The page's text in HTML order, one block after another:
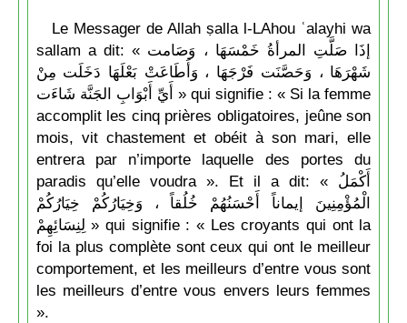
Le Messager de Allah ṣalla l-LAhou ʿalayhi wa
sallam a dit: « إذَا صَلَّتِ المرأةُ خَمْسَهَا ، وَصَامت
شَهْرَهَا ، وَحَصَّنَت فَرْجَهَا ، وَأَطَاعَتْ بَعْلَهَا دَخَلَت مِنْ
أَيِّ أَبْوَابِ الجَنَّة شَاءَت » qui signifie : « Si la femme
accomplit les cinq prières obligatoires, jeûne son
mois, vit chastement et obéit à son mari, elle
entrera par n’importe laquelle des portes du
paradis qu’elle voudra ». Et il a dit: « أَكْمَلُ
الْمُؤْمِنِينَ إيماناً أَحْسَنُهُمْ خُلُقاً ، وَخِيَارُكُمْ خِيَارُكُمْ
لِنِسَائِهِمْ » qui signifie : « Les croyants qui ont la
foi la plus complète sont ceux qui ont le meilleur
comportement, et les meilleurs d’entre vous sont
les meilleurs d’entre vous envers leurs femmes
».